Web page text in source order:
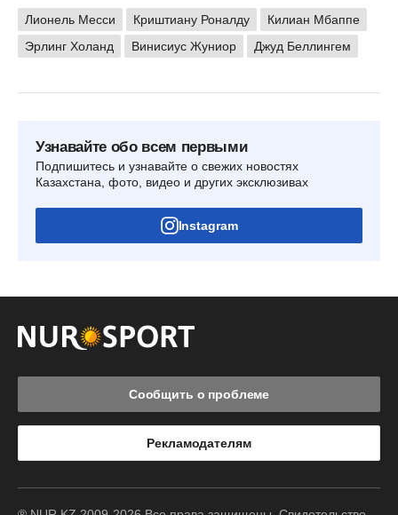
Лионель Месси Криштиану Роналду
Килиан Мбаппе
Эрлинг Холанд
Винисиус Жуниор Джуд Беллингем
Узнавайте обо всем первыми
Подпишитесь и узнавайте о свежих новостях
Казахстана, фото, видео и других эксклюзивах
Instagram
Сообщить о проблеме
Рекламодателям